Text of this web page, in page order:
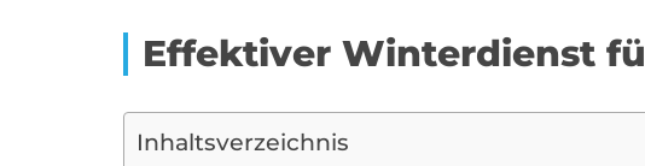
Effektiver Winterdienst
Inhaltsverzeichnis